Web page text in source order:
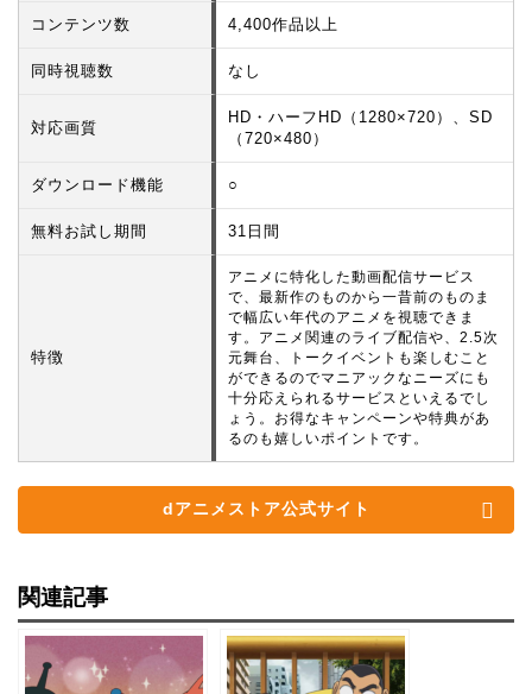
コンテンツ数 4,400作品以上
同時視聴数 なし
対応画質
HD・ハーフHD（1280×720）、SD
（720×480）
ダウンロード機能 ○
無料お試し期間 31日間
特徴
アニメに特化した動画配信サービス
で、最新作のものから一昔前のものま
で幅広い年代のアニメを視聴できま
す。アニメ関連のライブ配信や、2.5次
元舞台、トークイベントも楽しむこと
ができるのでマニアックなニーズにも
十分応えられるサービスといえるでし
ょう。お得なキャンペーンや特典があ
るのも嬉しいポイントです。
dアニメストア公式サイト
関連記事